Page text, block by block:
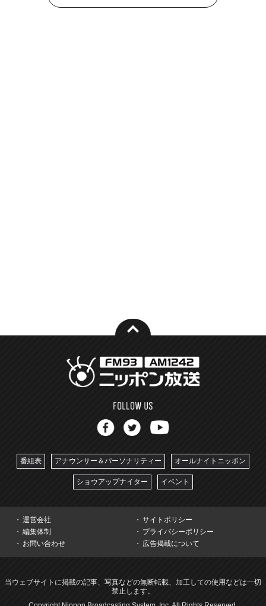
番組表 アナウンサー＆パーソナリティー オールナイトニッポン
ショウアップナイター イベント
運営会社
サイトポリシー
編集体制
プライバシーポリシー
お問い合わせ
広告掲載について
当ウェブサイトに掲載の記事、写真などの無断転載、加工しての使用などは一切
禁止します。